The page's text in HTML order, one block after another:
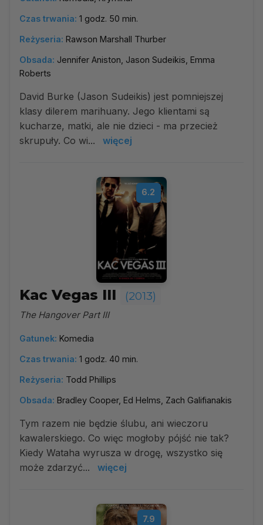
Czas trwania: 1 godz. 50 min.
Reżyseria: Rawson Marshall Thurber
Obsada: Jennifer Aniston, Jason Sudeikis, Emma
Roberts
David Burke (Jason Sudeikis) jest pomniejszej
klasy dilerem marihuany. Jego klientami są
kucharze, matki, ale nie dzieci - ma przecież
skrupuły. Co wi...
więcej
6.2
Kac Vegas III (2013)
The Hangover Part III
Gatunek: Komedia
Czas trwania: 1 godz. 40 min.
Reżyseria: Todd Phillips
Obsada: Bradley Cooper, Ed Helms, Zach Galifianakis
Tym razem nie będzie ślubu, ani wieczoru
kawalerskiego. Co więc mogłoby pójść nie tak?
Kiedy Wataha wyrusza w drogę, wszystko się
może zdarzyć...
więcej
7.9